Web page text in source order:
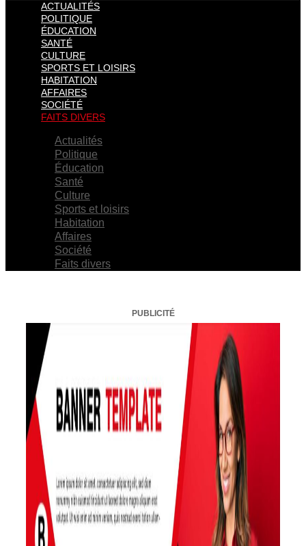
ACTUALITÉS
POLITIQUE
ÉDUCATION
SANTÉ
CULTURE
SPORTS ET LOISIRS
HABITATION
AFFAIRES
SOCIÉTÉ
FAITS DIVERS
Actualités
Politique
Éducation
Santé
Culture
Sports et loisirs
Habitation
Affaires
Société
Faits divers
PUBLICITÉ